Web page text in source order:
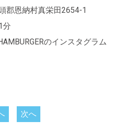
恩納村真栄田2654-1
分
のインスタグラム
次へ